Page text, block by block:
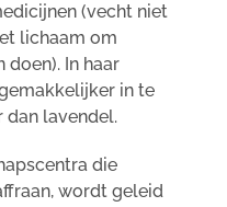
(vecht niet
lichaam om
doen). In haar
in te
dan lavendel.
die
wordt geleid